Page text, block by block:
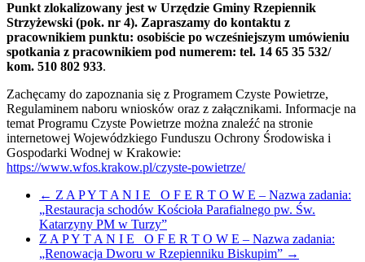
Punkt zlokalizowany jest w Urzędzie Gminy Rzepiennik
Strzyżewski (pok. nr 4). Zapraszamy do kontaktu z
pracownikiem punktu: osobiście po wcześniejszym umówieniu
spotkania z pracownikiem pod numerem: tel. 14 65 35 532/
kom. 510 802 933.
Zachęcamy do zapoznania się z Programem Czyste Powietrze,
Regulaminem naboru wniosków oraz z załącznikami. Informacje na
temat Programu Czyste Powietrze można znaleźć na stronie
internetowej Wojewódzkiego Funduszu Ochrony Środowiska i
Gospodarki Wodnej w Krakowie:
https://www.wfos.krakow.pl/czyste-powietrze/
← Z A P Y T A N I E O F E R T O W E – Nazwa zadania:
„Restauracja schodów Kościoła Parafialnego pw. Św.
Katarzyny PM w Turzy”
Z A P Y T A N I E O F E R T O W E – Nazwa zadania:
„Renowacja Dworu w Rzepienniku Biskupim” →